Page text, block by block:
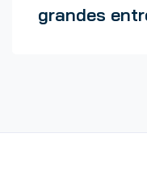
grandes